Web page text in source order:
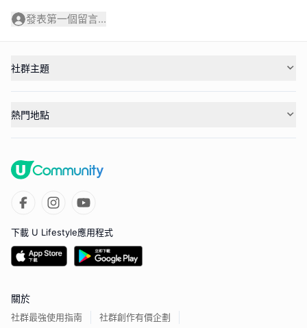
發表第一個留言...
社群主題
熱門地點
下載 U Lifestyle應用程式
關於
社群最強使用指南 社群創作有價企劃